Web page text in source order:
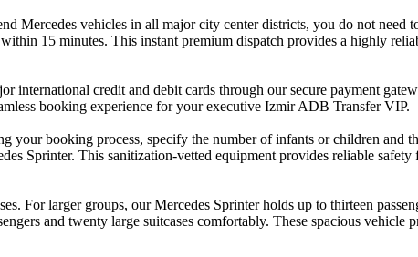
Mercedes vehicles in all major city center districts, you do not need
15 minutes. This instant premium dispatch provides a highly
credit and debit cards through our secure payment
booking experience for your executive Izmir ADB Transfer VIP.
booking process, specify the number of infants or children and
Sprinter. This sanitization-vetted equipment provides reliable
For larger groups, our Mercedes Sprinter holds up to thirteen
and twenty large suitcases comfortably. These spacious vehicle